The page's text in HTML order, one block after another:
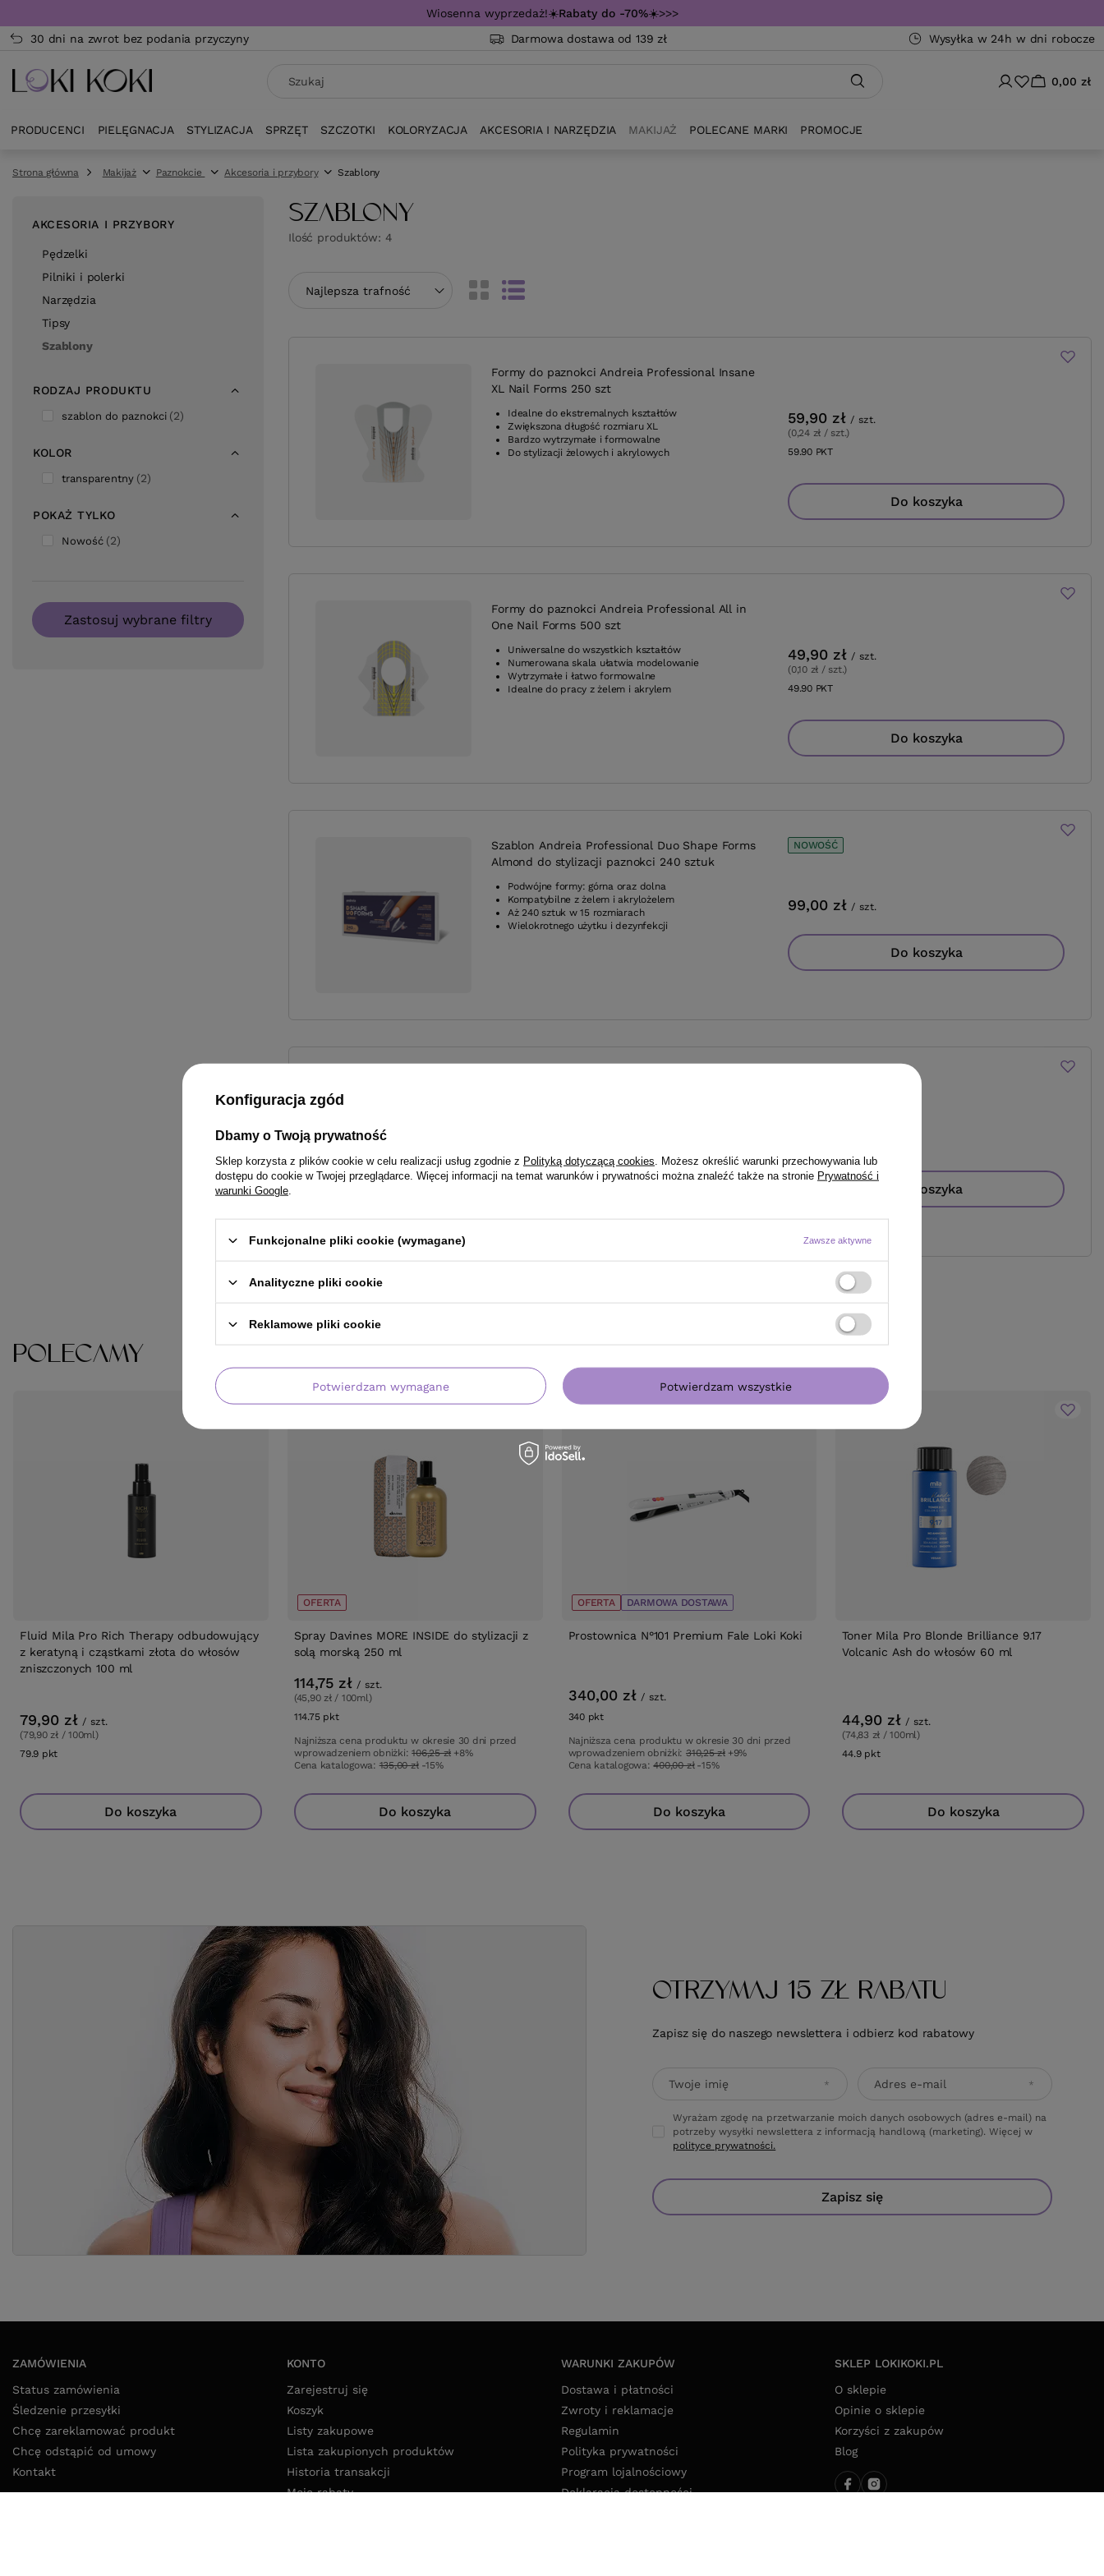
Wiosenna wyprzedaż!☀️Rabaty do -70%☀️>>>
30 dni na zwrot bez podania przyczyny
Darmowa dostawa od 139 zł Wysyłka w 24h w dni robocze
0,00 zł
PRODUCENCI PIELĘGNACJA STYLIZACJA SPRZĘT SZCZOTKI KOLORYZACJA AKCESORIA I NARZĘDZIA MAKIJAŻ POLECANE MARKI PROMOCJE
Strona główna Makijaż Paznokcie Akcesoria i przybory Szablony
AKCESORIA I PRZYBORY
Pędzelki
Pilniki i polerki
Narzędzia
Tipsy
Szablony
RODZAJ PRODUKTU
szablon do paznokci 2
KOLOR
transparentny 2
POKAŻ TYLKO
Nowość 2
Zastosuj wybrane filtry
SZABLONY
Ilość produktów: 4
Zmień sortowanie
Najlepsza trafność
Formy do paznokci Andreia Professional Insane
XL Nail Forms 250 szt
Idealne do ekstremalnych kształtów
Zwiększona długość rozmiaru XL
Bardzo wytrzymałe i formowalne
Do stylizacji żelowych i akrylowych
59,90 zł / szt.
(0,24 zł / szt.)
59.90PKTpunktów
Do koszyka
Formy do paznokci Andreia Professional All in
One Nail Forms 500 szt
Uniwersalne do wszystkich kształtów
Numerowana skala ułatwia modelowanie
Wytrzymałe i łatwo formowalne
Idealne do pracy z żelem i akrylem
49,90 zł / szt.
(0,10 zł / szt.)
49.90PKTpunktów
Do koszyka
Szablon Andreia Professional Duo Shape Forms
Almond do stylizacji paznokci 240 sztuk
Podwójne formy: górna oraz dolna
Kompatybilne z żelem i akrylożelem
Aż 240 sztuk w 15 rozmiarach
Wielokrotnego użytku i dezynfekcji
NOWOŚĆ
99,00 zł / szt.
Do koszyka
Wielokrotnego użytku i dezynfekcji
Do koszyka
POLECAMY
Fluid Mila Pro Rich Therapy
odbudowujący z keratyną i cząstkami
złota do włosów zniszczonych 100 ml
79,90 zł / szt.
(79,90 zł / 100ml)
79.9 pkt
Do koszyka
OFERTA
Spray Davines MORE INSIDE do stylizacji z
solą morską 250 ml
114,75 zł / szt.
(45,90 zł / 100ml)
114.75pkt
Najniższa cena produktu w okresie 30 dni przed
wprowadzeniem obniżki:106,25 zł +8%
Cena katalogowa:135,00 zł -15%
Do koszyka
OFERTA DARMOWA DOSTAWA
Prostownica N°101 Premium Fale Loki Koki
340,00 zł /
szt.
340pkt
Najniższa cena produktu w okresie 30 dni przed
wprowadzeniem obniżki:310,25 zł +9%
Cena katalogowa:400,00 zł -15%
Do koszyka
Toner Mila Pro Blonde Brilliance 9.17
Volcanic Ash do włosów 60 ml
44,90 zł / szt.
(74,83 zł / 100ml)
44.9pkt
Do koszyka
OTRZYMAJ 15 ZŁ RABATU
Zapisz się do naszego newslettera i odbierz kod rabatowy
Twoje imię Adres e-mail
Wyrażam zgodę na przetwarzanie moich danych osobowych (adres e-mail) na
potrzeby wysyłki newslettera z informacją handlową (marketing). Więcej w
polityce prywatności.
Zapisz się
ZAMÓWIENIA
Status zamówienia
Śledzenie przesyłki
Chcę zareklamować produkt
Chcę odstąpić od umowy
Kontakt
KONTO
Zarejestruj się
Koszyk
Listy zakupowe
Lista zakupionych produktów
Historia transakcji
Moje rabaty
WARUNKI ZAKUPÓW
Dostawa i płatności
Zwroty i reklamacje
Regulamin
Polityka prywatności
Program lojalnościowy
Deklaracja dostępności
SKLEP LOKIKOKI.PL
O sklepie
Opinie o sklepie
Korzyści z zakupów
Blog
Konfiguracja zgód
Dbamy o Twoją prywatność
Sklep korzysta z plików cookie w celu realizacji usług zgodnie z Polityką dotyczącą cookies . Możesz określić warunki przechowywania lub
dostępu do cookie w Twojej przeglądarce. Więcej informacji na temat warunków i prywatności można znaleźć także na stronie Prywatność i
warunki Google
Funkcjonalne pliki cookie (wymagane) Zawsze aktywne
Analityczne pliki cookie
Reklamowe pliki cookie
Potwierdzam wymagane Potwierdzam wszystkie